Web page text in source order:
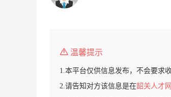
温馨提示
1.本平台仅供信息发布，不会要求
2.请告知对方该信息是在韶关人才网